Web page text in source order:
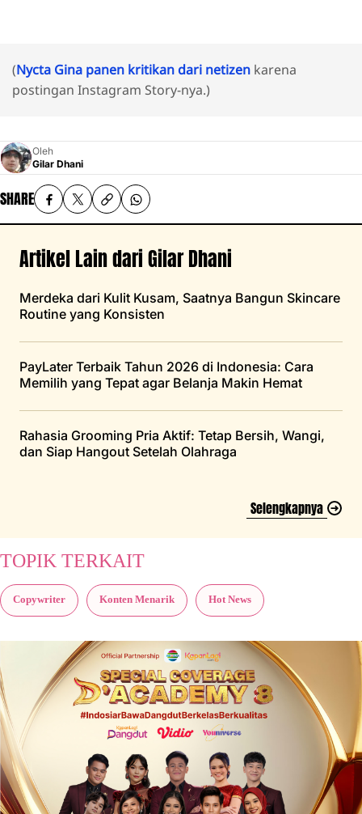
(Nycta Gina panen kritikan dari netizen karena
postingan Instagram Story-nya.)
Oleh
Gilar Dhani
SHARE
Artikel Lain dari Gilar Dhani
Merdeka dari Kulit Kusam, Saatnya Bangun Skincare
Routine yang Konsisten
PayLater Terbaik Tahun 2026 di Indonesia: Cara
Memilih yang Tepat agar Belanja Makin Hemat
Rahasia Grooming Pria Aktif: Tetap Bersih, Wangi,
dan Siap Hangout Setelah Olahraga
Selengkapnya
TOPIK TERKAIT
Copywriter Konten Menarik Hot News